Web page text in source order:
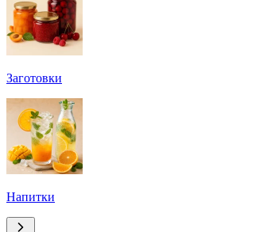
Заготовки
Напитки